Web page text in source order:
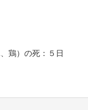
鶏）の死：５日